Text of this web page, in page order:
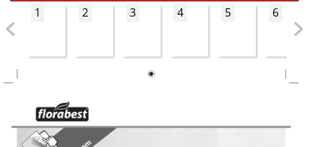
1
2 3 4 5 6